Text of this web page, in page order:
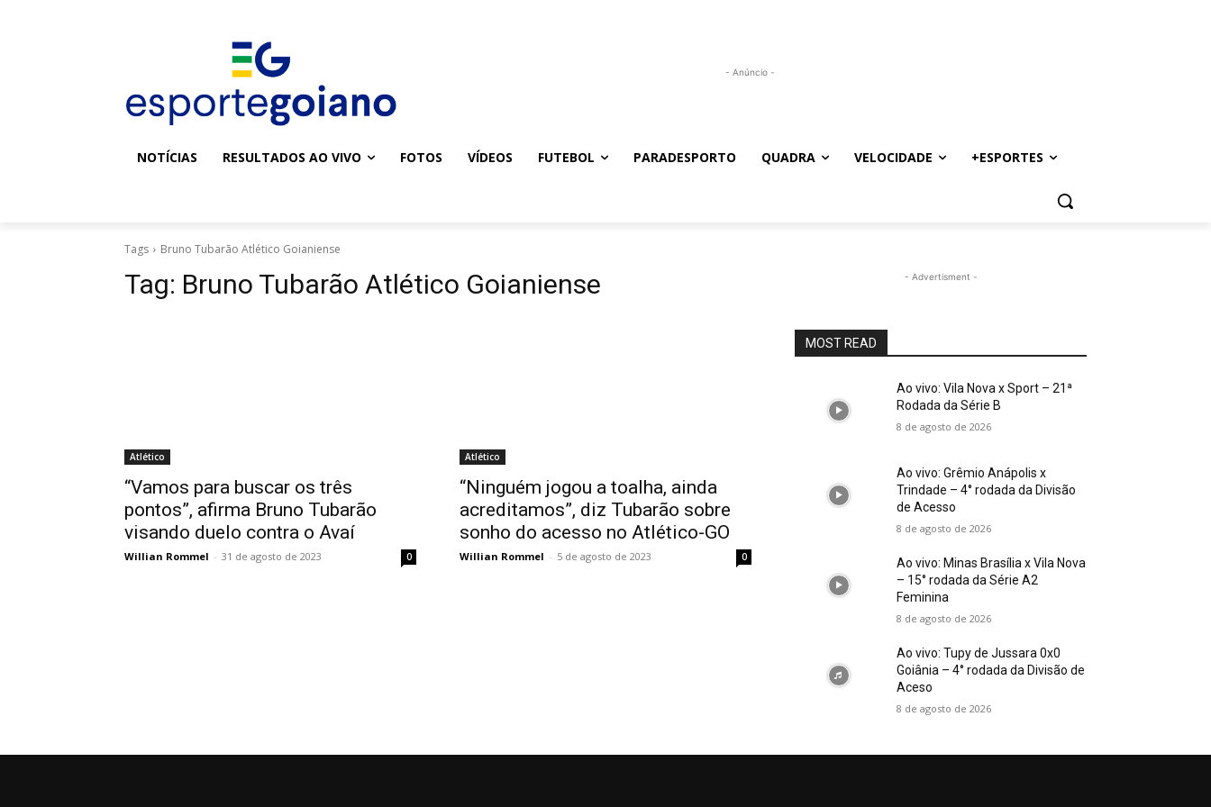
- Anúncio -
NOTÍCIAS RESULTADOS AO VIVO FOTOS VÍDEOS FUTEBOL PARADESPORTO QUADRA VELOCIDADE +ESPORTES
Tags Bruno Tubarão Atlético Goianiense
Tag: Bruno Tubarão Atlético Goianiense
Atlético
“Vamos para buscar os três
pontos”, afirma Bruno Tubarão
visando duelo contra o Avaí
Willian Rommel - 31 de agosto de 2023 0
Atlético
“Ninguém jogou a toalha, ainda
acreditamos”, diz Tubarão sobre
sonho do acesso no Atlético-GO
Willian Rommel - 5 de agosto de 2023 0
- Advertisment -
MOST READ
Ao vivo: Vila Nova x Sport – 21ª
Rodada da Série B
8 de agosto de 2026
Ao vivo: Grêmio Anápolis x
Trindade – 4° rodada da Divisão
de Acesso
8 de agosto de 2026
Ao vivo: Minas Brasília x Vila Nova
– 15° rodada da Série A2
Feminina
8 de agosto de 2026
Ao vivo: Tupy de Jussara 0x0
Goiânia – 4° rodada da Divisão de
Aceso
8 de agosto de 2026